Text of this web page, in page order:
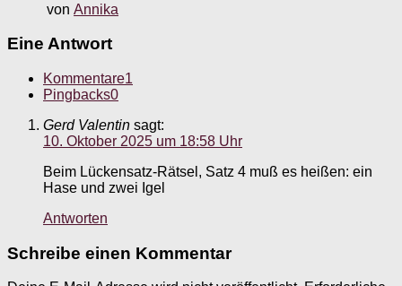
von Annika
Eine Antwort
Kommentare1
Pingbacks0
Gerd Valentin sagt:
10. Oktober 2025 um 18:58 Uhr
Beim Lückensatz-Rätsel, Satz 4 muß es heißen: ein
Hase und zwei Igel
Antworten
Schreibe einen Kommentar